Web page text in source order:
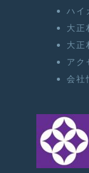
ハイ
大正
大正
アク
会社